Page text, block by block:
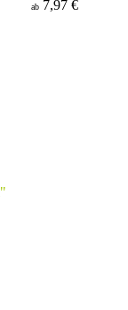
ab 7,97 €